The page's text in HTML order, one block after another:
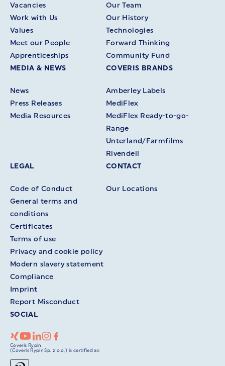
Vacancies
Work with Us
Values
Meet our People
Apprenticeships
Our Team
Our History
Technologies
Forward Thinking
Community Fund
MEDIA & NEWS
News
Press Releases
Media Resources
COVERIS BRANDS
Amberley Labels
MediFlex
MediFlex Ready-to-go-
Range
Unterland/Farmfilms
Rivendell
LEGAL
Code of Conduct
General terms and
conditions
Certificates
Terms of use
Privacy and cookie policy
Modern slavery statement
Compliance
Imprint
Report Misconduct
CONTACT
Our Locations
SOCIAL
Coveris Rypin
(Coveris Rypin Sp. z o.o.) is certified as: